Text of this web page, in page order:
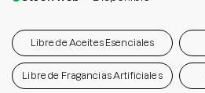
Libre de Aceites Esenciales
Libre de Fragancias Artificiales